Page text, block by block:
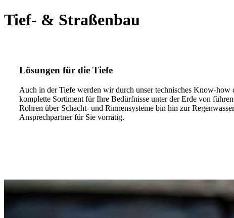
Tief- & Straßenbau
Lösungen für die Tiefe
Auch in der Tiefe werden wir durch unser technisches Know-how
komplette Sortiment für Ihre Bedürfnisse unter der Erde von
Rohren über Schacht- und Rinnensysteme bin hin zur
Ansprechpartner für Sie vorrätig.